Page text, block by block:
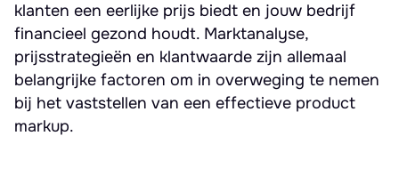
klanten een eerlijke prijs biedt en jouw bedrijf
financieel gezond houdt. Marktanalyse,
prijsstrategieën en klantwaarde zijn allemaal
belangrijke factoren om in overweging te nemen
bij het vaststellen van een effectieve product
markup.